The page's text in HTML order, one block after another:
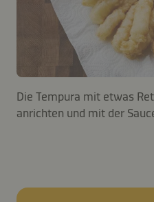
Die Tempura mit etwas
anrichten und mit der